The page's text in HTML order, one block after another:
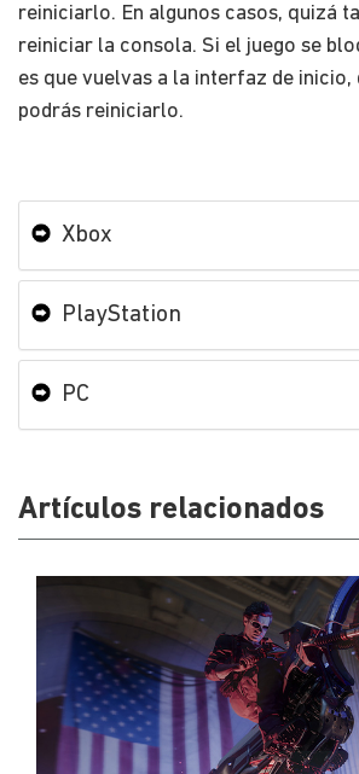
reiniciarlo. En algunos casos, quizá
reiniciar la consola. Si el juego se
es que vuelvas a la interfaz de inicio,
podrás reiniciarlo.
Xbox
PlayStation
PC
Artículos relacionados